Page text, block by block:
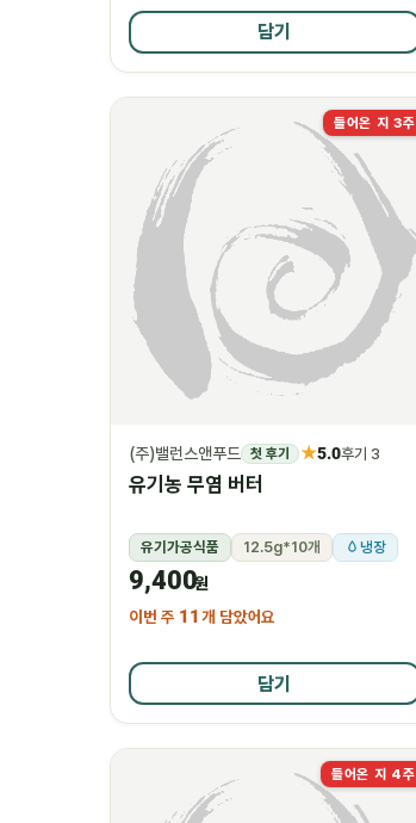
담기
들어온 지 3주
(주)밸런스앤푸드 첫 후기 ★5.0후기 3
유기농 무염 버터
유기가공식품 12.5g*10개 냉장
9,400원
이번 주 11 개 담았어요
담기
들어온 지 4주